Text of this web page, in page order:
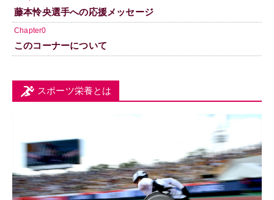
藤本怜央選手への応援メッセージ
Chapter0
このコーナーについて
スポーツ栄養とは